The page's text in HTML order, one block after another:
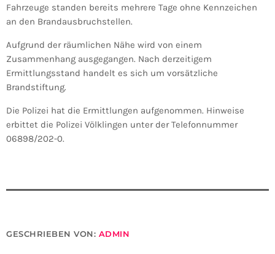
Fahrzeuge standen bereits mehrere Tage ohne Kennzeichen
an den Brandausbruchstellen.
Aufgrund der räumlichen Nähe wird von einem
Zusammenhang ausgegangen. Nach derzeitigem
Ermittlungsstand handelt es sich um vorsätzliche
Brandstiftung.
Die Polizei hat die Ermittlungen aufgenommen. Hinweise
erbittet die Polizei Völklingen unter der Telefonnummer
06898/202-0.
GESCHRIEBEN VON: ADMIN